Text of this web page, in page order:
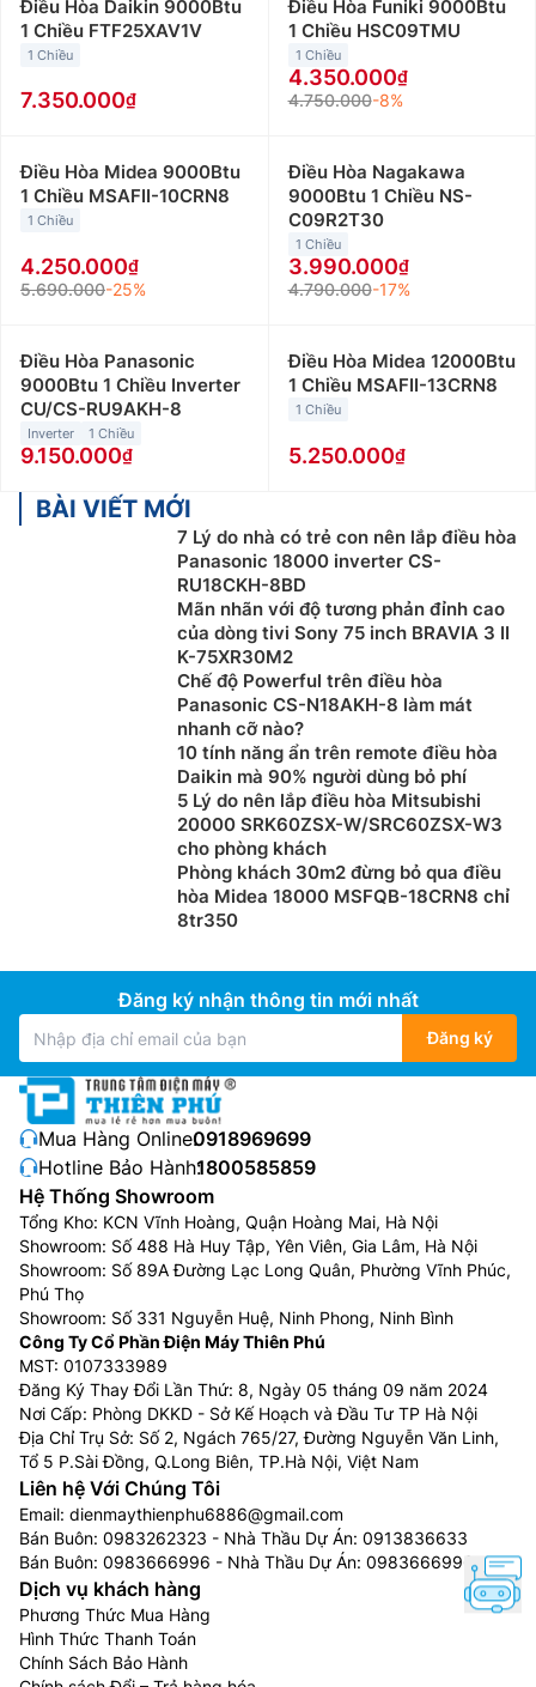
Điều Hòa Daikin 9000Btu
1 Chiều FTF25XAV1V
1 Chiều
7.350.000
Điều Hòa Funiki 9000Btu
1 Chiều HSC09TMU
1 Chiều
4.350.000
4.750.000-8%
Điều Hòa Midea 9000Btu
1 Chiều MSAFII-10CRN8
1 Chiều
4.250.000
5.690.000-25%
Điều Hòa Nagakawa
9000Btu 1 Chiều NS-
C09R2T30
1 Chiều
3.990.000
4.790.000-17%
Điều Hòa Panasonic
9000Btu 1 Chiều Inverter
CU/CS-RU9AKH-8
Inverter 1 Chiều
9.150.000
Điều Hòa Midea 12000Btu
1 Chiều MSAFII-13CRN8
1 Chiều
5.250.000
BÀI VIẾT MỚI
7 Lý do nhà có trẻ con nên lắp điều hòa
Panasonic 18000 inverter CS-
RU18CKH-8BD
Mãn nhãn với độ tương phản đỉnh cao
của dòng tivi Sony 75 inch BRAVIA 3 II
K-75XR30M2
Chế độ Powerful trên điều hòa
Panasonic CS-N18AKH-8 làm mát
nhanh cỡ nào?
10 tính năng ẩn trên remote điều hòa
Daikin mà 90% người dùng bỏ phí
5 Lý do nên lắp điều hòa Mitsubishi
20000 SRK60ZSX-W/SRC60ZSX-W3
cho phòng khách
Phòng khách 30m2 đừng bỏ qua điều
hòa Midea 18000 MSFQB-18CRN8 chỉ
8tr350
Đăng ký nhận thông tin mới nhất
Đăng ký
Mua Hàng Online:0918969699
Hotline Bảo Hành:1800585859
Hệ Thống Showroom
Tổng Kho: KCN Vĩnh Hoàng, Quận Hoàng Mai, Hà Nội
Showroom: Số 488 Hà Huy Tập, Yên Viên, Gia Lâm, Hà Nội
Showroom: Số 89A Đường Lạc Long Quân, Phường Vĩnh Phúc,
Phú Thọ
Showroom: Số 331 Nguyễn Huệ, Ninh Phong, Ninh Bình
Công Ty Cổ Phần Điện Máy Thiên Phú
MST: 0107333989
Đăng Ký Thay Đổi Lần Thứ: 8, Ngày 05 tháng 09 năm 2024
Nơi Cấp: Phòng DKKD - Sở Kế Hoạch và Đầu Tư TP Hà Nội
Địa Chỉ Trụ Sở: Số 2, Ngách 765/27, Đường Nguyễn Văn Linh,
Tổ 5 P.Sài Đồng, Q.Long Biên, TP.Hà Nội, Việt Nam
Liên hệ Với Chúng Tôi
Email: dienmaythienphu6886@gmail.com
Bán Buôn: 0983262323 - Nhà Thầu Dự Án: 0913836633
Bán Buôn: 0983666996 - Nhà Thầu Dự Án: 0983666996
Dịch vụ khách hàng
Phương Thức Mua Hàng
Hình Thức Thanh Toán
Chính Sách Bảo Hành